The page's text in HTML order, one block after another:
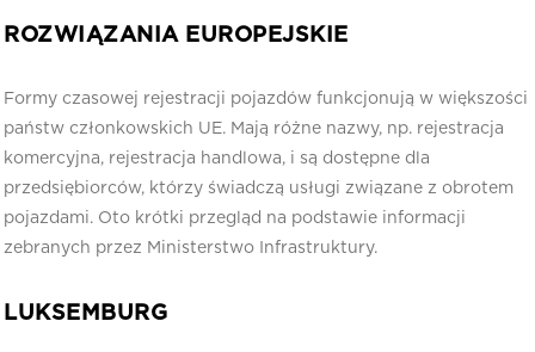
ROZWIĄZANIA EUROPEJSKIE
Formy czasowej rejestracji pojazdów funkcjonują w większości
państw członkowskich UE. Mają różne nazwy, np. rejestracja
komercyjna, rejestracja handlowa, i są dostępne dla
przedsiębiorców, którzy świadczą usługi związane z obrotem
pojazdami. Oto krótki przegląd na podstawie informacji
zebranych przez Ministerstwo Infrastruktury.
LUKSEMBURG